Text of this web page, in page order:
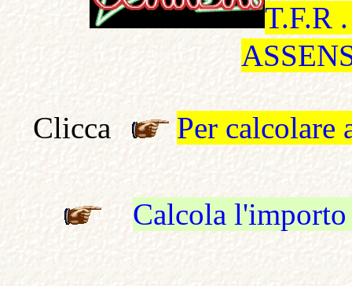
T.F.R
Clicca Per calcolare
Calcola